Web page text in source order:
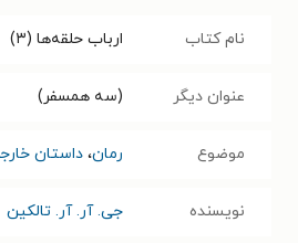
نام کتاب ارباب حلقه‌ها (۳)
عنوان دیگر (سه همسفر)
موضوع رمان، داستان
نویسنده جی. آر. آر. تالکین